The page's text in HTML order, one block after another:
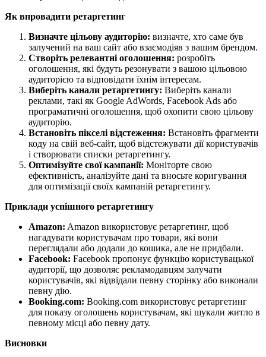
Як впровадити ретаргетинг
Визначте цільову аудиторію: визначте, хто саме був
залучений на ваш сайт або взаємодіяв з вашим брендом.
Створіть релевантні оголошення: розробіть
оголошення, які будуть резонувати з вашою цільовою
аудиторією та відповідати їхнім інтересам.
Виберіть канали ретаргетингу: Виберіть канали
реклами, такі як Google AdWords, Facebook Ads або
програматичні оголошення, щоб охопити свою цільову
аудиторію.
Встановіть пікселі відстеження: Встановіть фрагменти
коду на свій веб-сайт, щоб відстежувати дії користувачів
і створювати списки ретаргетингу.
Оптимізуйте свої кампанії: Моніторте свою
ефективність, аналізуйте дані та вносьте коригування
для оптимізації своїх кампаній ретаргетингу.
Приклади успішного ретаргетингу
Amazon: Amazon використовує ретаргетинг, щоб
нагадувати користувачам про товари, які вони
переглядали або додали до кошика, але не придбали.
Facebook: Facebook пропонує функцію користувацької
аудиторії, що дозволяє рекламодавцям залучати
користувачів, які відвідали певну сторінку або виконали
певну дію.
Booking.com: Booking.com використовує ретаргетинг
для показу оголошень користувачам, які шукали житло в
певному місці або певну дату.
Висновки